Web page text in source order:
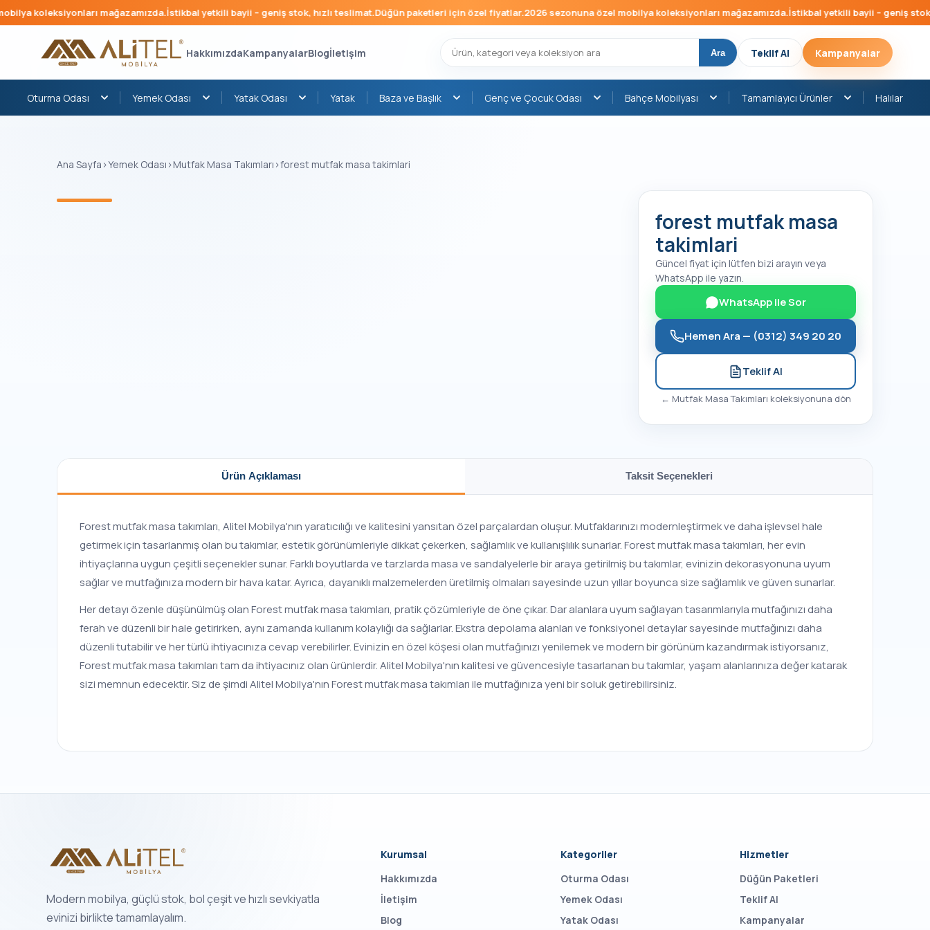
koleksiyonları mağazamızda.İstikbal yetkili bayii – geniş stok, hızlı teslimat.Düğün paketleri için özel fiyatlar.2026 sezonuna özel mobilya koleksiyonları mağazamızda.İstikbal yetkili bayii – geniş stok,
HakkımızdaKampanyalarBlogİletişim Ara Teklif Al Kampanyalar
Oturma Odası Yemek Odası Yatak Odası Yatak Baza ve Başlık Genç ve Çocuk Odası Bahçe Mobilyası Tamamlayıcı Ürünler Halılar
Ana Sayfa ›Yemek Odası ›Mutfak Masa Takımları ›forest mutfak masa takimlari
forest mutfak masa
takimlari
Güncel fiyat için lütfen bizi arayın veya
WhatsApp ile yazın.
WhatsApp ile Sor
Hemen Ara — (0312) 349 20 20
Teklif Al
← Mutfak Masa Takımları koleksiyonuna dön
Ürün Açıklaması Taksit Seçenekleri
Forest mutfak masa takımları, Alitel Mobilya'nın yaratıcılığı ve kalitesini yansıtan özel parçalardan oluşur. Mutfaklarınızı modernleştirmek ve daha işlevsel hale
getirmek için tasarlanmış olan bu takımlar, estetik görünümleriyle dikkat çekerken, sağlamlık ve kullanışlılık sunarlar. Forest mutfak masa takımları, her evin
ihtiyaçlarına uygun çeşitli seçenekler sunar. Farklı boyutlarda ve tarzlarda masa ve sandalyelerle bir araya getirilmiş bu takımlar, evinizin dekorasyonuna uyum
sağlar ve mutfağınıza modern bir hava katar. Ayrıca, dayanıklı malzemelerden üretilmiş olmaları sayesinde uzun yıllar boyunca size sağlamlık ve güven sunarlar.
Her detayı özenle düşünülmüş olan Forest mutfak masa takımları, pratik çözümleriyle de öne çıkar. Dar alanlara uyum sağlayan tasarımlarıyla mutfağınızı daha
ferah ve düzenli bir hale getirirken, aynı zamanda kullanım kolaylığı da sağlarlar. Ekstra depolama alanları ve fonksiyonel detaylar sayesinde mutfağınızı daha
düzenli tutabilir ve her türlü ihtiyacınıza cevap verebilirler. Evinizin en özel köşesi olan mutfağınızı yenilemek ve modern bir görünüm kazandırmak istiyorsanız,
Forest mutfak masa takımları tam da ihtiyacınız olan ürünlerdir. Alitel Mobilya'nın kalitesi ve güvencesiyle tasarlanan bu takımlar, yaşam alanlarınıza değer katarak
sizi memnun edecektir. Siz de şimdi Alitel Mobilya'nın Forest mutfak masa takımları ile mutfağınıza yeni bir soluk getirebilirsiniz.
Modern mobilya, güçlü stok, bol çeşit ve hızlı sevkiyatla
evinizi birlikte tamamlayalım.
Kurumsal
Hakkımızda
İletişim
Blog
Kategoriler
Oturma Odası
Yemek Odası
Yatak Odası
Hizmetler
Düğün Paketleri
Teklif Al
Kampanyalar